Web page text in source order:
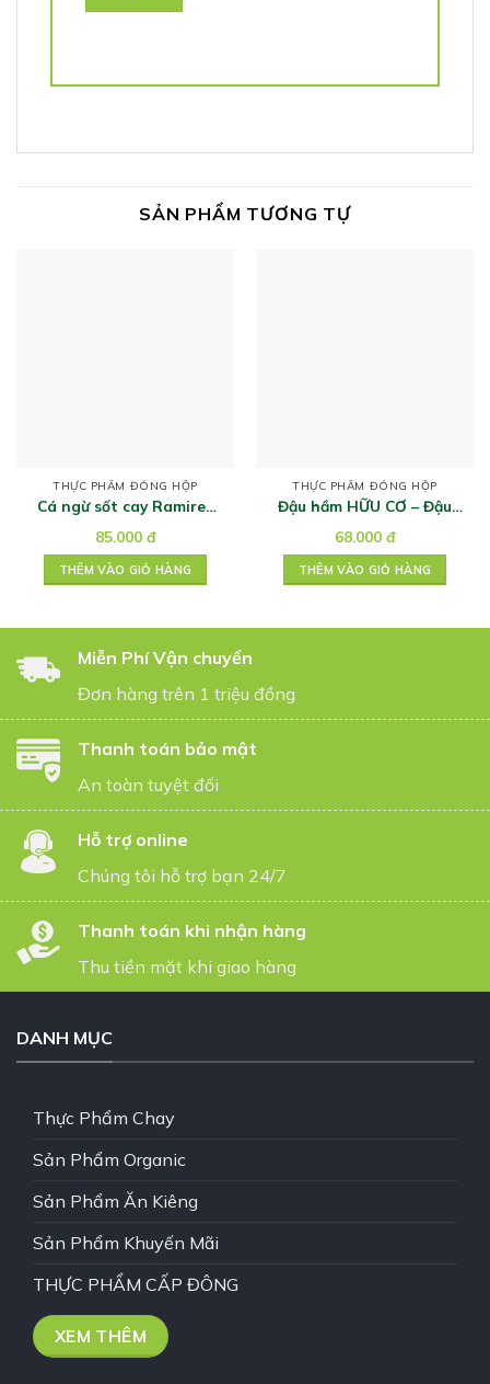
SẢN PHẨM TƯƠNG TỰ
THỰC PHẨM ĐÓNG HỘP
Cá ngừ sốt cay Ramirez
85.000 đ
THÊM VÀO GIỎ HÀNG
THỰC PHẨM ĐÓNG HỘP
Đậu hầm HỮU CƠ – Đậu
68.000 đ
THÊM VÀO GIỎ HÀNG
Miễn Phí Vận chuyển
Đơn hàng trên 1 triệu đồng
Thanh toán bảo mật
An toàn tuyệt đối
Hỗ trợ online
Chúng tôi hỗ trợ bạn 24/7
Thanh toán khi nhận hàng
Thu tiền mặt khi giao hàng
DANH MỤC
Thực Phẩm Chay
Sản Phẩm Organic
Sản Phẩm Ăn Kiêng
Sản Phẩm Khuyến Mãi
THỰC PHẨM CẤP ĐÔNG
XEM THÊM